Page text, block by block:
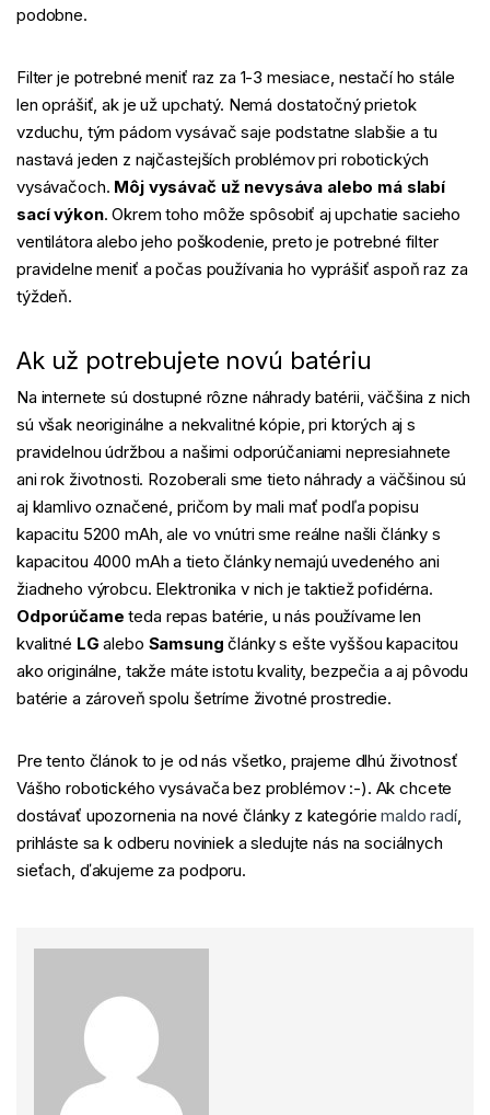
podobne.
Filter je potrebné meniť raz za 1-3 mesiace, nestačí ho stále
len oprášiť, ak je už upchatý. Nemá dostatočný prietok
vzduchu, tým pádom vysávač saje podstatne slabšie a tu
nastavá jeden z najčastejších problémov pri robotických
vysávačoch. Môj vysávač už nevysáva alebo má slabí
sací výkon. Okrem toho môže spôsobiť aj upchatie sacieho
ventilátora alebo jeho poškodenie, preto je potrebné filter
pravidelne meniť a počas používania ho vyprášiť aspoň raz za
týždeň.
Ak už potrebujete novú batériu
Na internete sú dostupné rôzne náhrady batérii, väčšina z nich
sú však neoriginálne a nekvalitné kópie, pri ktorých aj s
pravidelnou údržbou a našimi odporúčaniami nepresiahnete
ani rok životnosti. Rozoberali sme tieto náhrady a väčšinou sú
aj klamlivo označené, pričom by mali mať podľa popisu
kapacitu 5200 mAh, ale vo vnútri sme reálne našli články s
kapacitou 4000 mAh a tieto články nemajú uvedeného ani
žiadneho výrobcu. Elektronika v nich je taktiež pofidérna.
Odporúčameteda repas batérie, u nás používame len
kvalitné LGalebo Samsungčlánky s ešte vyššou kapacitou
ako originálne, takže máte istotu kvality, bezpečia a aj pôvodu
batérie a zároveň spolu šetríme životné prostredie.
Pre tento článok to je od nás všetko, prajeme dlhú životnosť
Vášho robotického vysávača bez problémov :-). Ak chcete
dostávať upozornenia na nové články z kategóriemaldo radí,
prihláste sa k odberu noviniek a sledujte nás na sociálnych
sieťach, ďakujeme za podporu.